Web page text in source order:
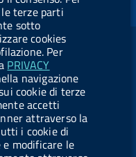
terze parti
sotto
cookies
Per
PRIVACY
navigazione
cookie di terze
accetti
attraverso la
i cookie di
modificare le